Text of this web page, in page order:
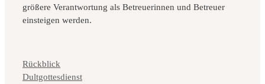
größere Verantwortung als Betreuerinnen und Betreuer
einsteigen werden.
Kategorien
Rückblick
Dultgottesdienst